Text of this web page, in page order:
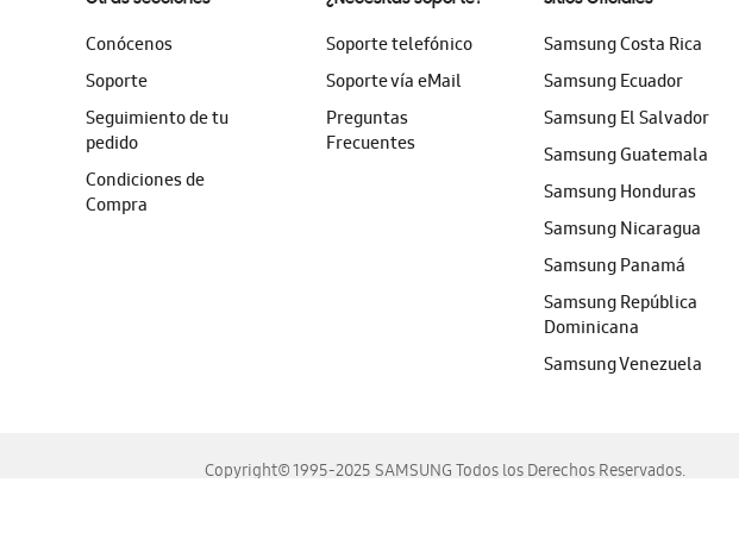
Conócenos
Soporte
Seguimiento de tu
pedido
Condiciones de
Compra
Soporte telefónico
Soporte vía eMail
Preguntas
Frecuentes
Samsung Costa Rica
Samsung Ecuador
Samsung El Salvador
Samsung Guatemala
Samsung Honduras
Samsung Nicaragua
Samsung Panamá
Samsung República
Dominicana
Samsung Venezuela
Copyright© 1995-2025 SAMSUNG Todos los Derechos Reservados.